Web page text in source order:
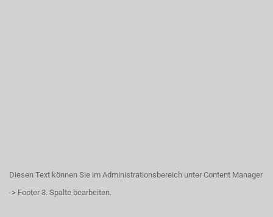
Diesen Text können Sie im Administrationsbereich unter Content Manager
-> Footer 3. Spalte bearbeiten.